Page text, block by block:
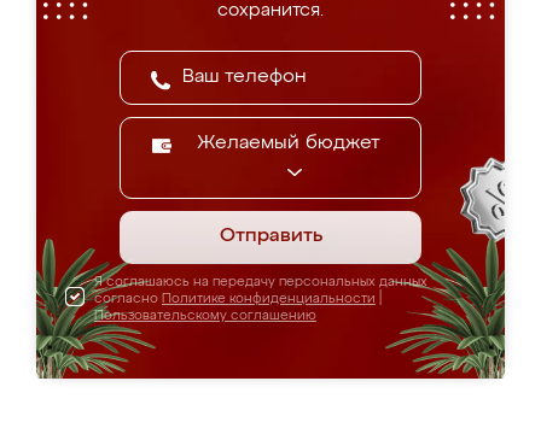
сохранится.
Желаемый бюджет
Отправить
Я соглашаюсь на передачу персональных данных
согласно Политике конфиденциальности
Пользовательскому соглашению